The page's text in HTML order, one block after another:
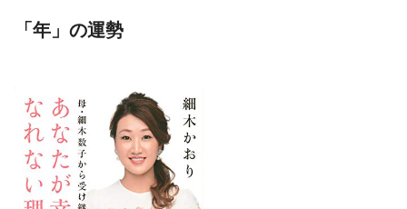
「年」の運勢